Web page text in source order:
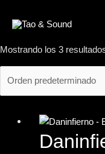
Mostrando los 3